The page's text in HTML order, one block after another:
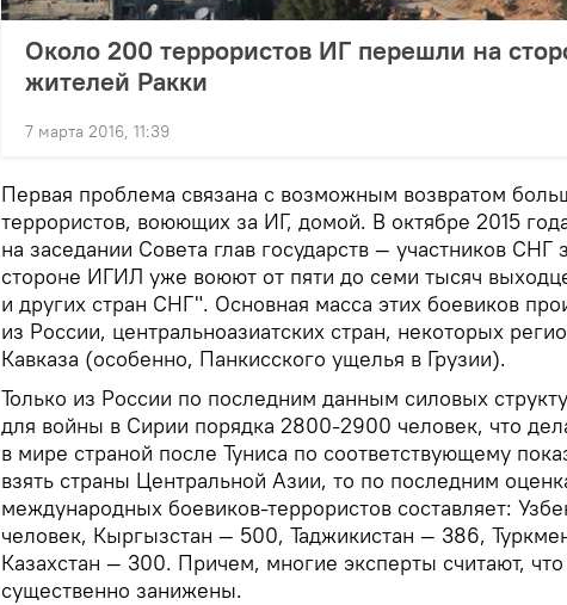
Около 200 террористов ИГ перешли на
жителей Ракки
7 марта 2016, 11:39
Первая проблема связана с возможным возвратом
террористов, воюющих за ИГ, домой. В октябре 2015
на заседании Совета глав государств — участников СНГ
стороне ИГИЛ уже воюют от пяти до семи тысяч
и других стран СНГ". Основная масса этих боевиков
из России, центральноазиатских стран, некоторых
Кавказа (особенно, Панкисского ущелья в Грузии).
Только из России по последним данным силовых
для войны в Сирии порядка 2800-2900 человек, что
в мире страной после Туниса по соответствующему
взять страны Центральной Азии, то по последним
международных боевиков-террористов составляет:
человек, Кыргызстан — 500, Таджикистан — 386,
Казахстан — 300. Причем, многие эксперты считают,
существенно занижены.